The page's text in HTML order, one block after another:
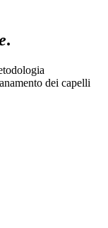
.
dei capelli